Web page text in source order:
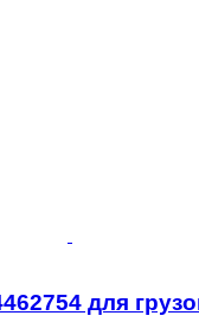
для